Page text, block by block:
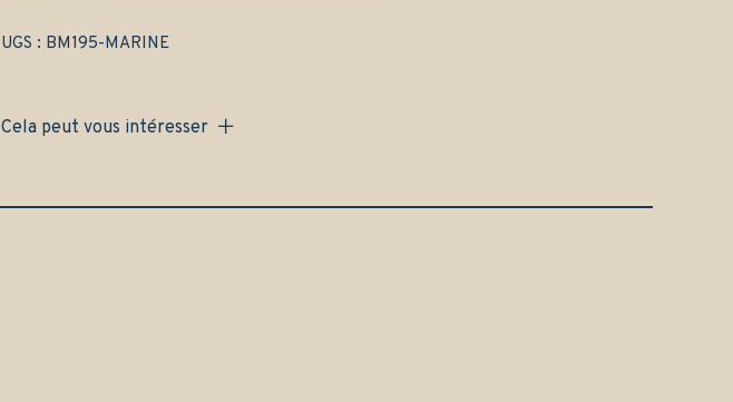
coupé
et
UGS : BM195-MARINE
Cela peut vous intéresser